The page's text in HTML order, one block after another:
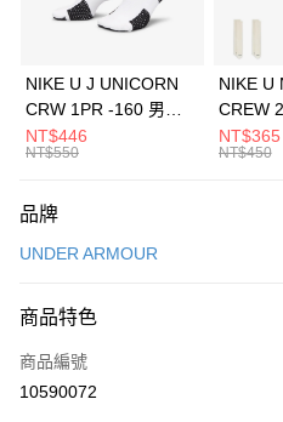
上海商業儲蓄銀行
元大商業銀行
台灣樂天信用卡公司
Apple Pay
全盈+PAY
AFTEE先享後付
【關於「AFTEE先享後付」】
便利好安心！
３．安心：先確認商品／服務後，再付
【「AFTEE先享後付」結帳流程】
１．於結帳方式選擇「AFTEE先享後付
運送方式
每筆NT$100，滿NT$1,500(含以上
宅配
每筆NT$100，滿NT$1,500(含以上
NIKE U J UNICORN
CRW 1PR -160 男女
中統襪 FZ3393100
NT$446
NT$550
NIKE U
CREW
NT$365
NT$450
品牌
UNDER ARMOUR
商品特色
商品編號
10590072